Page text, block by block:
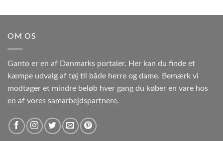
OM OS
Ganto er en af Danmarks portaler. Her kan du finde et
kæmpe udvalg af tøj til både herre og dame. Bemærk vi
modtager et mindre beløb hver gang du køber en vare hos
en af vores samarbejdspartnere.